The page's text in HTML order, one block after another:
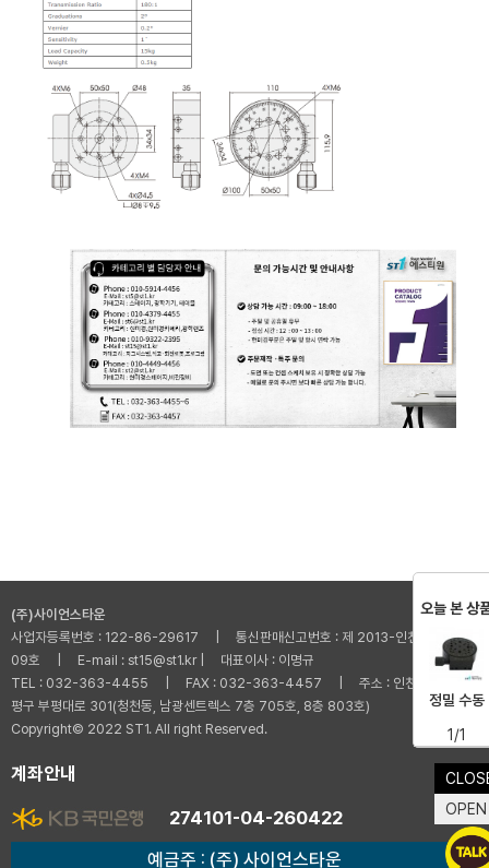
(주)사이언스타운
사업자등록번호 : 122-86-29617 | 통신판매신고번호 : 제 2013-인천부평-001
09호 | E-mail : st15@st1.kr | 대표이사 : 이명규
TEL : 032-363-4455 | FAX : 032-363-4457 | 주소 : 인천광역시 부
평구 부평대로 301(청천동, 남광센트렉스 7층 705호, 8층 803호)
Copyright© 2022 ST1. All right Reserved.
계좌안내
274101-04-260422
예금주 : (주) 사이언스타운
OPEN
오늘 본 상
정밀 수동
1/1